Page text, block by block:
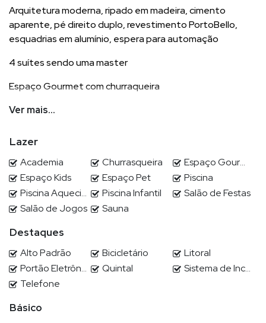
Arquitetura moderna, ripado em madeira, cimento
aparente, pé direito duplo, revestimento PortoBello,
esquadrias em alumínio, espera para automação
4 suítes sendo uma master
Espaço Gourmet com churraqueira
4 vagas de garagem 2 cobertas e 2 descobertas
Alto padrão no condomínio Caledônia em Camboriú-SC
A maior área de lazer em condomínio fechado em nossa
POR QUE ESCOLHER DEMIAN?
Demian Scussel Malburg, Corretor e Avaliador de imóveis de
Ver mais...
Lazer
Academia Churrasqueira
Espaço Gourmet
Espaço Kids
Espaço Pet
Piscina
Piscina Aquecida
Piscina Infantil
Salão de Festas
Salão de Jogos
Sauna
Destaques
Alto Padrão Bicicletário
Litoral
Portão Eletrônico
Quintal
Sistema de Incêndio
Telefone
Básico